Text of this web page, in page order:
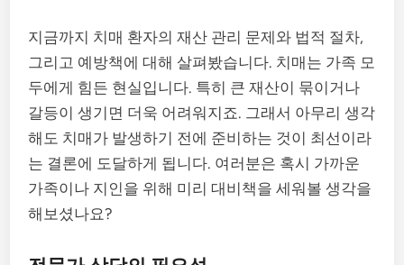
지금까지 치매 환자의 재산 관리 문제와 법적 절차,
그리고 예방책에 대해 살펴봤습니다. 치매는 가족 모
두에게 힘든 현실입니다. 특히 큰 재산이 묶이거나
갈등이 생기면 더욱 어려워지죠. 그래서 아무리 생각
해도 치매가 발생하기 전에 준비하는 것이 최선이라
는 결론에 도달하게 됩니다. 여러분은 혹시 가까운
가족이나 지인을 위해 미리 대비책을 세워볼 생각을
해보셨나요?